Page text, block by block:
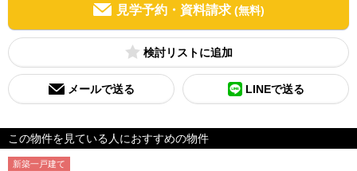
見学予約・資料請求 (無料)
検討リスト
メールで送る LINEで送る
この物件を見ている人におすすめの物件
新築一戸建て